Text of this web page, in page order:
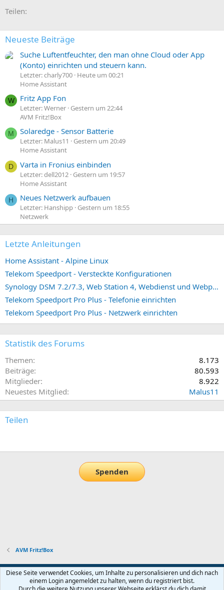
n
:
Teilen:
Neueste Beiträge
Suche Luftentfeuchter, den man ohne Cloud oder App
(Konto) einrichten und steuern kann.
Letzter: charly700 Heute um 00:21
Home Assistant
W Fritz App Fon
Letzter: Werner Gestern um 22:44
AVM Fritz!Box
M Solaredge - Sensor Batterie
Letzter: Malus11
Gestern um 20:49
Home Assistant
D Varta in Fronius einbinden
Letzter: dell2012 Gestern um 19:57
Home Assistant
H Neues Netzwerk aufbauen
Letzter: Hanshipp Gestern um 18:55
Netzwerk
Letzte Anleitungen
Home Assistant - Alpine Linux
Telekom Speedport - Versteckte Konfigurationen
Synology DSM 7.2/7.3, Web Station 4, Webdienst und Webportal erstellen (ehemals vHost)
Telekom Speedport Pro Plus - Telefonie einrichten
Telekom Speedport Pro Plus - Netzwerk einrichten
Statistik des Forums
Themen
8.173
Beiträge
80.593
Mitglieder
8.922
Neuestes Mitglied
Malus11
Teilen
Spenden
AVM Fritz!Box
Default-Theme
Nutzungsbedingungen
Datenschutz Hilfe und Impressum Start
Diese Seite verwendet Cookies, um Inhalte zu personalisieren und dich nach
einem Login angemeldet zu halten, wenn du registriert bist.